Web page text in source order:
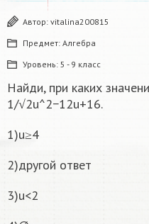
Автор: vitalina200815
Предмет: Алгебра
Уровень: 5 - 9 класс
Найди, при каких
1/√2u^2−12u+16.
1)u≥4
2)другой ответ
3)u<2